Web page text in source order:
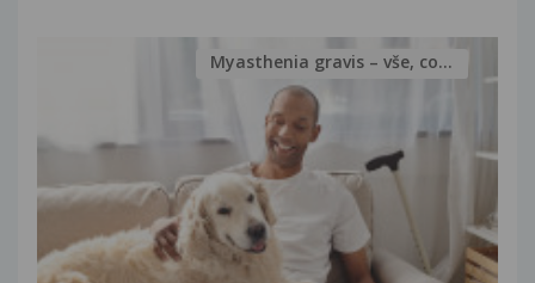
Myasthenia gravis – vše, co...